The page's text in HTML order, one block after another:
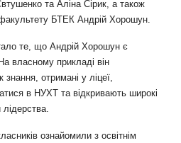
та Аліна Сірик, а також
БТЕК Андрій Хорошун.
те, що Андрій Хорошун є
власному прикладі він
отримані у ліцеї,
в НУХТ та відкривають широкі
ознайомили з освітнім